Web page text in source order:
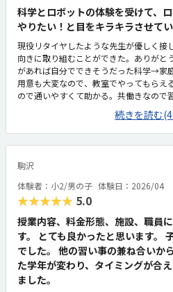
科学とロボットの体験を受けて、
やりたい！と目をキラキラさせてい
現役リタイヤしたような先生が優しく接
向きに取り組むことができた。ありが
があれば自分でできそうだった科学→家
用意も大変なので、教室でやってもらえ
ので通いやすくて助かる。共働きなので
ることが多いので、立地が駅前などで良
しやすい良くも悪くもなく特記すること
くなく清潔に保たれている印象です。一
しまったため適正な評価ができず申し訳
す。科学も都心と遜色ない価格設定なの
す。スーパーボールをもってかえれたり
の...
続きを読む
駒沢
体験者：小2/男の子 体験日：2026/04
★★★★★ 5.0
授業内容、料金形態、施設、職員
す。 とても良かったと思います。
でした。 他の習い事の兼ね合いか
た学年が変わり、タイミングが合
ました。